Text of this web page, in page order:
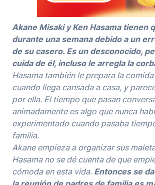
Akane Misaki y Ken Hasama tienen
durante una semana debido a un
de su casero. Es un desconocido,
cuida de él, incluso le arregla la
Hasama también le prepara la
cuando llega cansada a casa, y
por ella. El tiempo que pasan
animadamente es algo que nunca
experimentado cuando pasaba
familia.
Akane empieza a organizar sus
Hasama no se dé cuenta de que
cómoda en esta vida. Entonces se